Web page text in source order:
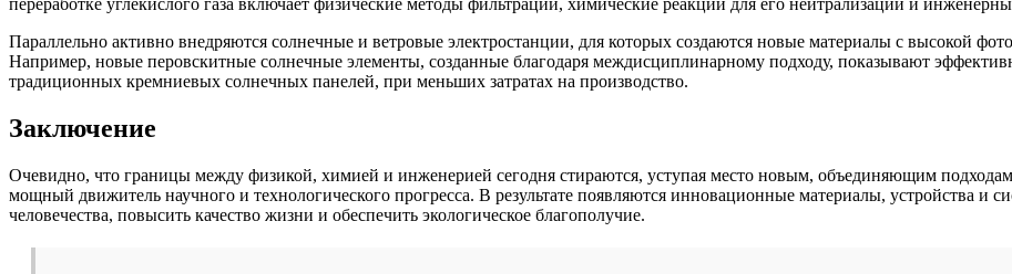
Параллельно активно внедряются солнечные и ветровые электростанции, для которых создаются новые материалы с высокой
Например, новые перовскитные солнечные элементы, созданные благодаря междисциплинарному подходу, показывают
традиционных кремниевых солнечных панелей, при меньших затратах на производство.
Заключение
Очевидно, что границы между физикой, химией и инженерией сегодня стираются, уступая место новым, объединяющим
мощный движитель научного и технологического прогресса. В результате появляются инновационные материалы, устройства и
человечества, повысить качество жизни и обеспечить экологическое благополучие.